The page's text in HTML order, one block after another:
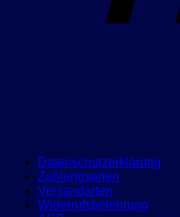
Datenschutzerklärung
Zahlungsarten
Versandarten
Widerrufsbelehrung